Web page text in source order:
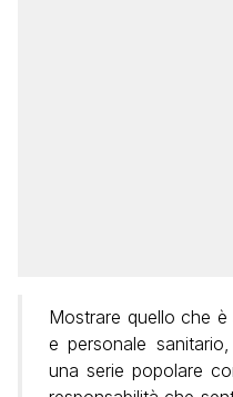
Mostrare quello che
e personale
una serie popolare